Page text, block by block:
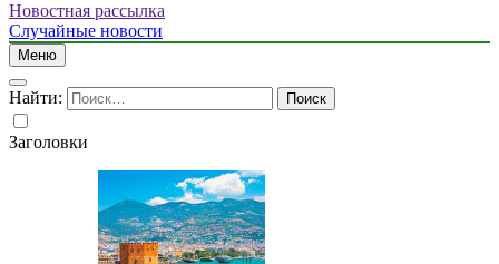
Новостная рассылка
Случайные новости
Меню
Найти:
Заголовки